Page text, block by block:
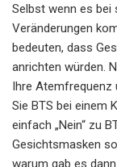
Selbst wenn es bei
Veränderungen
bedeuten, dass
anrichten würden.
Ihre Atemfrequenz
Sie BTS bei einem
einfach „Nein“ zu
Gesichtsmasken
warum gab es